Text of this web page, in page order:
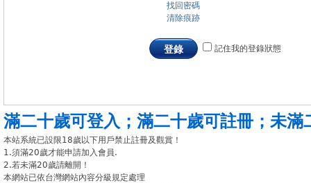
找回密碼
清除痕跡
登錄 記住我的登錄狀態
滿二十歲可登入 ； 滿二十歲可註冊 ； 未滿
本站系統已設限18歲以下用戶禁止註冊及觀賞！
1.須滿20歲才能申請加入會員.
2.若未滿20歲請離開！
本網站已依台灣網站內容分級規定處理